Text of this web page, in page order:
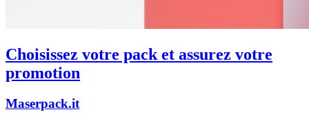
Choisissez votre pack et assurez votre
promotion
Maserpack.it